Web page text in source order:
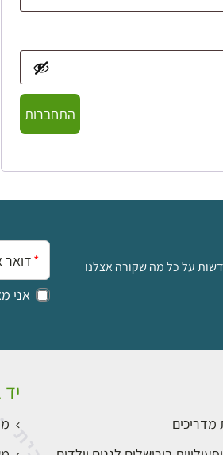
התחברות
על כל מה שקורה אצלנו
אימייל:
אני